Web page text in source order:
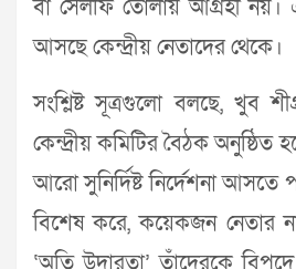
বা সেলফি তোলায় আগ্রহী নয়।
আসছে কেন্দ্রীয় নেতাদের থেকে।
সংশ্লিষ্ট সূত্রগুলো বলছে, খুব
কেন্দ্রীয় কমিটির বৈঠক অনুষ্ঠিত
আরো সুনির্দিষ্ট নির্দেশনা আসতে
বিশেষ করে, কয়েকজন নেতার